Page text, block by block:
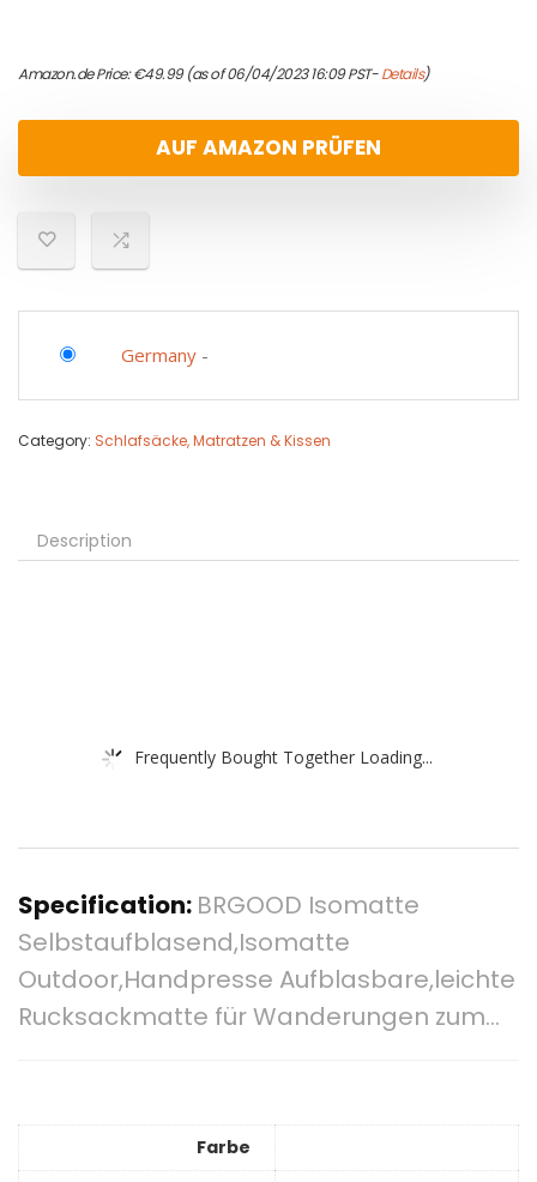
Amazon.de Price:€49.99(as of 06/04/2023 16:09 PST-Details)
AUF AMAZON PRÜFEN
Germany -
Category: Schlafsäcke, Matratzen & Kissen
Description
Frequently Bought Together Loading...
Specification: BRGOOD Isomatte
Selbstaufblasend,Isomatte
Outdoor,Handpresse Aufblasbare,leichte
Rucksackmatte für Wanderungen zum…
Farbe